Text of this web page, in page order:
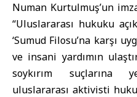
Numan Kurtulmuş’un
“Uluslararası hukuku
‘Sumud Filosu’na karşı
ve insani yardımın
soykırım suçlarına
uluslararası aktivisti